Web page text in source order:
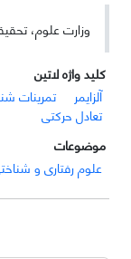
وزارت علوم،
کلید واژه لاتین
آلزایمر
تمرینات
تعادل حرکتی
موضوعات
علوم رفتاری و